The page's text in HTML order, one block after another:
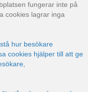
fungerar inte på
cookies lagrar inga
hur besökare
cookies hjälper till att ge